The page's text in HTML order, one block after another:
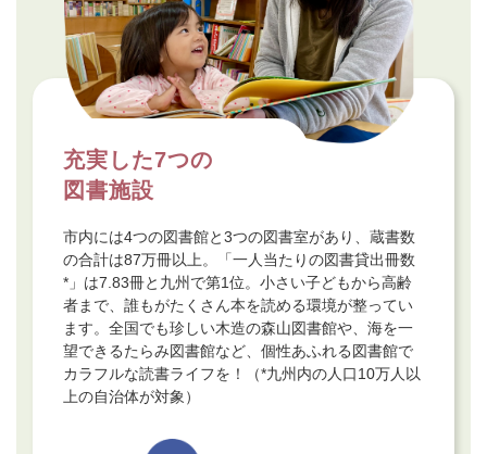
充実した7つの
図書施設
市内には4つの図書館と3つの図書室があり、蔵書数
の合計は87万冊以上。「一人当たりの図書貸出冊数
*」は7.83冊と九州で第1位。小さい子どもから高齢
者まで、誰もがたくさん本を読める環境が整ってい
ます。全国でも珍しい木造の森山図書館や、海を一
望できるたらみ図書館など、個性あふれる図書館で
カラフルな読書ライフを！（*九州内の人口10万人以
上の自治体が対象）